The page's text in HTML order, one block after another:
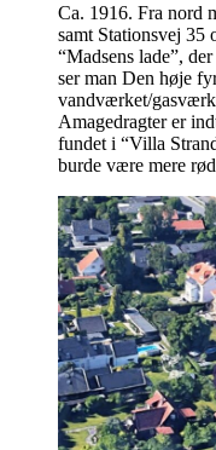
Ca. 1916. Fra nord
samt Stationsvej 35
“Madsens lade”,
ser man Den høje
vandværket/
Amagedragter er
fundet i “Villa
burde være mere